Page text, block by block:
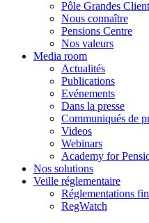
Pôle Grandes
Nous connaître
Pensions Centre
Nos valeurs
Media room
Actualités
Publications
Evénements
Dans la presse
Communiqués de
Videos
Webinars
Academy for
Nos solutions
Veille réglementaire
Réglementations
RegWatch